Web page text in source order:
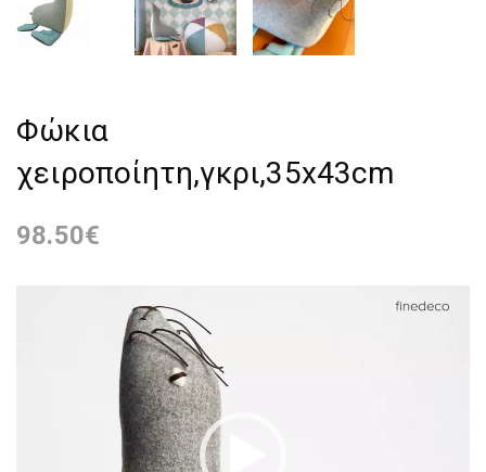
Φώκια
χειροποίητη,γκρι,35x43cm
98.50€
Αναπαραγωγής